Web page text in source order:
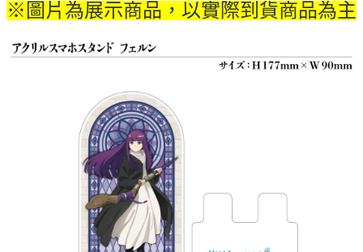
付款後7-11取貨
每筆NT$65，滿NT$1,300(含以上)免運費
每筆NT$100，滿NT$1,300(含以上)免運費
宅配-離島(澎湖/金門/馬祖)-木棉花樂園專用
黑貓宅配-貨到付款
※圖片為展示商品，以實際到貨商品為主